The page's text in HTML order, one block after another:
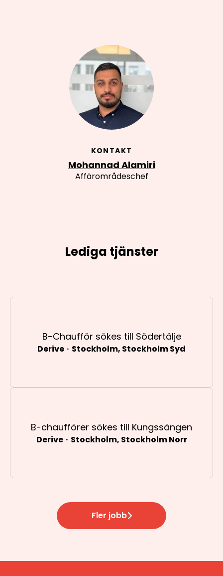
KONTAKT
Mohannad Alamiri
Affärområdeschef
Lediga tjänster
B-Chaufför sökes till Södertälje
Derive · Stockholm, Stockholm Syd
B-chaufförer sökes till Kungssängen
Derive · Stockholm, Stockholm Norr
Fler jobb